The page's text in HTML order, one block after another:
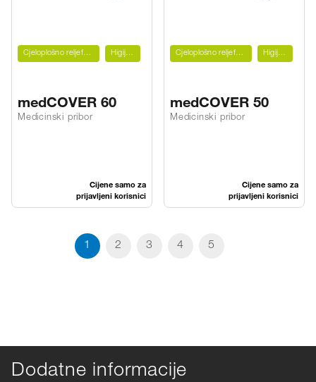
Cjeloplošno reljefno utisnuto Higijenski
medCOVER 60
Medicinski pribor
Cijene samo za
prijavljeni korisnici
Cjeloplošno reljefno utisnuto Higijenski
medCOVER 50
Medicinski pribor
Cijene samo za
prijavljeni korisnici
1 2 3 4 5
Dodatne informacije